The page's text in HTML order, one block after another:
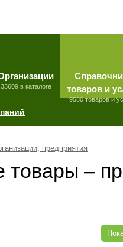
33609 в каталоге
товаров и
9580 товаров и
предприятия
товары –